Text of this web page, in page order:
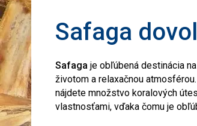
Safaga
Safaga je obľúbená destinácia
životom a relaxačnou
nájdete množstvo koralových
vlastnosťami, vďaka čomu je